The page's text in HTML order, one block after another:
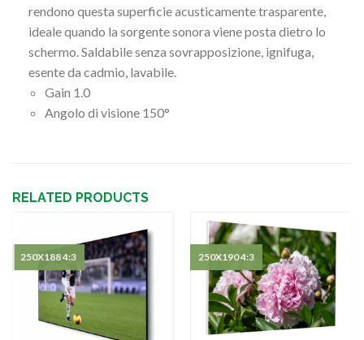
rendono questa superficie acusticamente trasparente,
ideale quando la sorgente sonora viene posta dietro lo
schermo. Saldabile senza sovrapposizione, ignifuga,
esente da cadmio, lavabile.
Gain 1.0
Angolo di visione 150°
RELATED PRODUCTS
250X188 4:3 250X190 4:3